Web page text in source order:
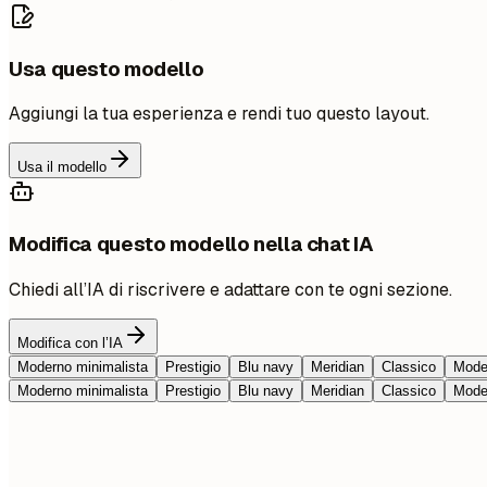
Usa questo modello
Aggiungi la tua esperienza e rendi tuo questo layout.
Usa il modello
Modifica questo modello nella chat IA
Chiedi all’IA di riscrivere e adattare con te ogni sezione.
Modifica con l’IA
Moderno minimalista
Prestigio Blu navy Meridian Classico
Moderno minimalista
Prestigio Blu navy Meridian Classico